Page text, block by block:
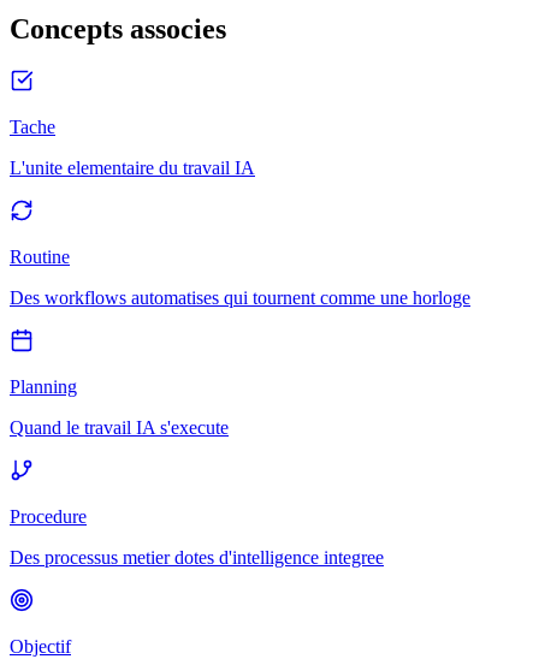
Concepts associes
Tache
L'unite elementaire du travail IA
Routine
Des workflows automatises qui tournent comme une horloge
Planning
Quand le travail IA s'execute
Procedure
Des processus metier dotes d'intelligence integree
Objectif